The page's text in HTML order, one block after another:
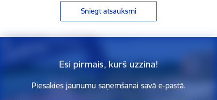
Sniegt atsauksmi
Esi pirmais, kurš uzzina!
Piesakies jaunumu saņemšanai savā e-pastā.